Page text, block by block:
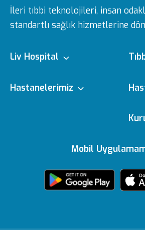
İleri tıbbi teknolojileri, insan
standartlı sağlık hizmetlerine
Liv Hospital
Hastanelerimiz
Ankara
e-
Mobil